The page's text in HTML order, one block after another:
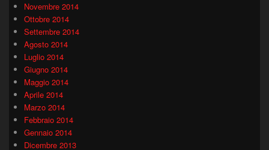
Novembre 2014
Ottobre 2014
Settembre 2014
Agosto 2014
Luglio 2014
Giugno 2014
Maggio 2014
Aprile 2014
Marzo 2014
Febbraio 2014
Gennaio 2014
Dicembre 2013